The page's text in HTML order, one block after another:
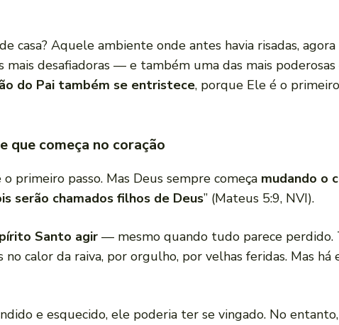
casa? Aquele ambiente onde antes havia risadas,
mais desafiadoras — e também uma das mais
do Pai também se entristece, porque Ele é o
que começa no coração
primeiro passo. Mas Deus sempre começa mudando o
serão chamados filhos de Deus” (Mateus 5:9, NVI).
Santo agir — mesmo quando tudo parece perdido.
calor da raiva, por orgulho, por velhas feridas. Mas há
e esquecido, ele poderia ter se vingado. No